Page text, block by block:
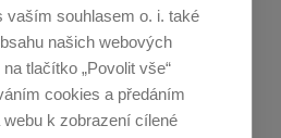
vaším souhlasem o. i. také
našich webových
tlačítko „Povolit vše“
cookies a předáním
webu k zobrazení cílené